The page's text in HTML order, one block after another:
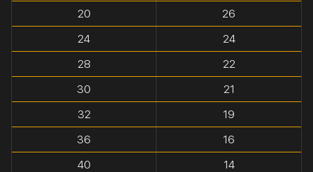
20
26
24
24
28
22
30
21
32
19
36
16
40
14